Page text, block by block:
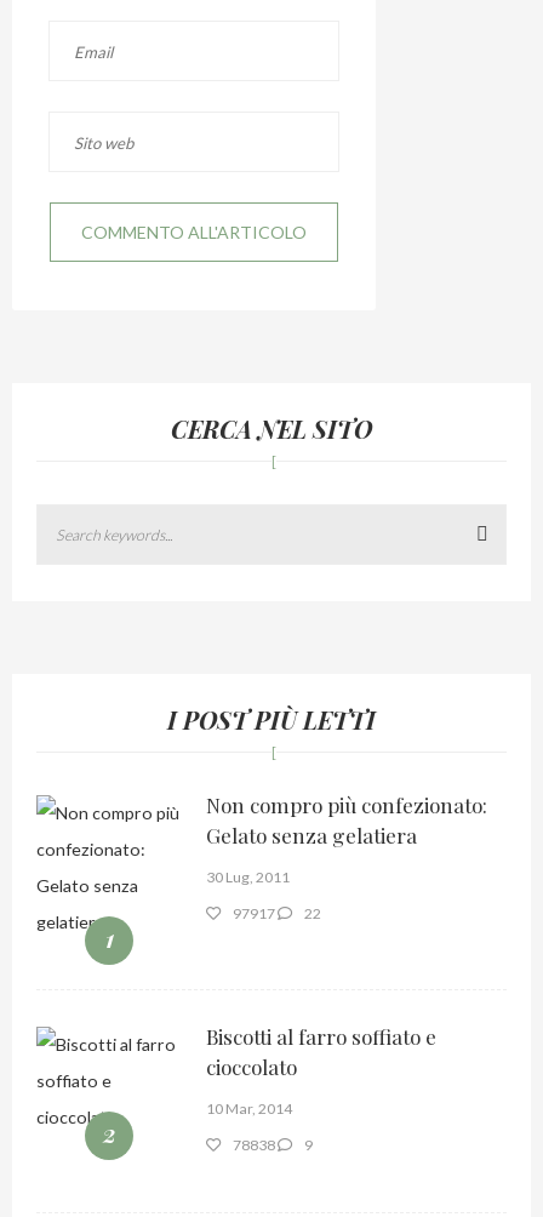
CERCA NEL SITO
Search
I POST PIÙ LETTI
1
Non compro più confezionato:
Gelato senza gelatiera
30 Lug, 2011
97917
22
2
Biscotti al farro soffiato e
cioccolato
10 Mar, 2014
78838
9